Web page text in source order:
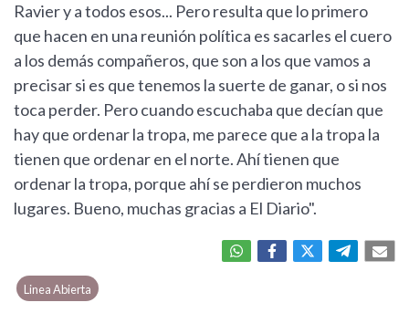
Ravier y a todos esos... Pero resulta que lo primero
que hacen en una reunión política es sacarles el cuero
a los demás compañeros, que son a los que vamos a
precisar si es que tenemos la suerte de ganar, o si nos
toca perder. Pero cuando escuchaba que decían que
hay que ordenar la tropa, me parece que a la tropa la
tienen que ordenar en el norte. Ahí tienen que
ordenar la tropa, porque ahí se perdieron muchos
lugares. Bueno, muchas gracias a El Diario".
Linea Abierta